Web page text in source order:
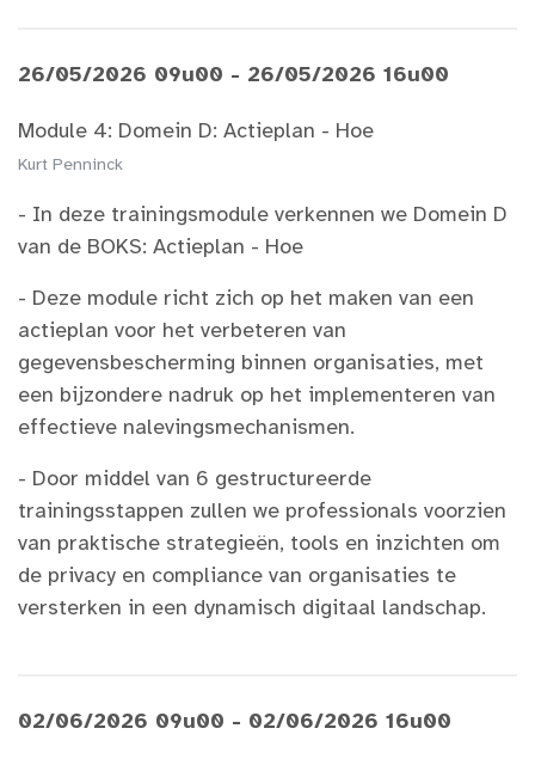
26/05/2026 09u00 - 26/05/2026 16u00
Module 4: Domein D: Actieplan - Hoe
Kurt Penninck
- In deze trainingsmodule verkennen we Domein D
van de BOKS: Actieplan - Hoe​
- Deze module richt zich op het maken van een
actieplan voor het verbeteren van
gegevensbescherming binnen organisaties, met
een bijzondere nadruk op het implementeren van
effectieve nalevingsmechanismen.​
- Door middel van 6 gestructureerde
trainingsstappen zullen we professionals voorzien
van praktische strategieën, tools en inzichten om
de privacy en compliance van organisaties te
versterken in een dynamisch digitaal landschap.
02/06/2026 09u00 - 02/06/2026 16u00